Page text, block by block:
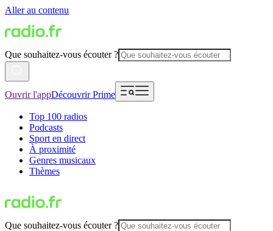
Aller au contenu
Que souhaitez-vous écouter ?
Ouvrir l'appDécouvrir Prime
Top 100 radios
Podcasts
Sport en direct
À proximité
Genres musicaux
Thèmes
Que souhaitez-vous écouter ?